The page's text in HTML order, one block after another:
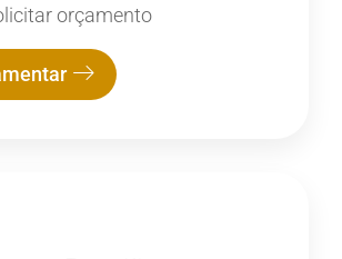
orçamento